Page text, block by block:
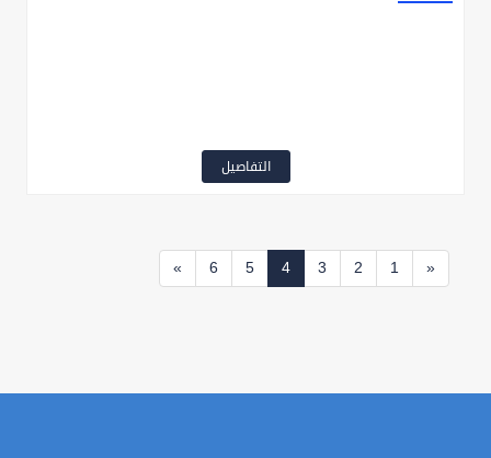
التفاصيل
«
1
2
3
4
5
6
»